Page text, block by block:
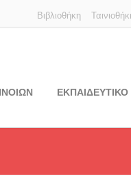
Βιβλιοθήκη
ΕΚΠΑΙΔΕΥΤΙΚΟ